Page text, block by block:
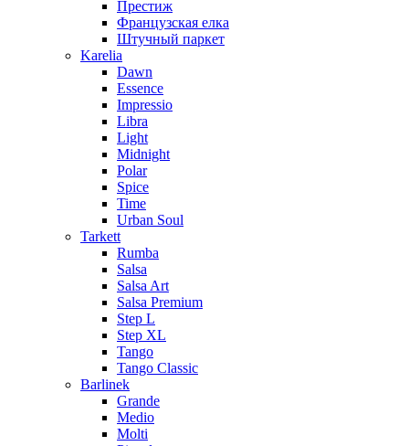
Престиж
Французская елка
Штучный паркет
Karelia
Dawn
Essence
Impressio
Libra
Light
Midnight
Polar
Spice
Time
Urban Soul
Tarkett
Rumba
Salsa
Salsa Art
Salsa Premium
Step L
Step XL
Tango
Tango Classic
Barlinek
Grande
Medio
Molti